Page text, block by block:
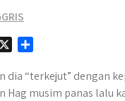
a
r
dia “terkejut” dengan
Hag musim panas lalu